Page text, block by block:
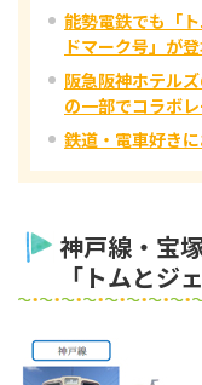
能勢電鉄でも「
ドマーク号」が
阪急阪神ホテル
の一部でコラボ
鉄道・電車好き
神戸線・宝
「トムとジ